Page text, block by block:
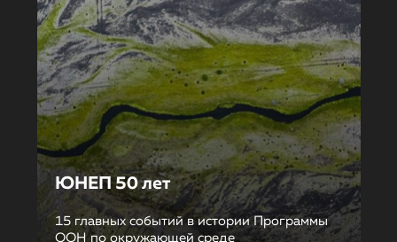
ЮНЕП 50 лет
15 главных событий в истории Программы
ООН по окружающей среде